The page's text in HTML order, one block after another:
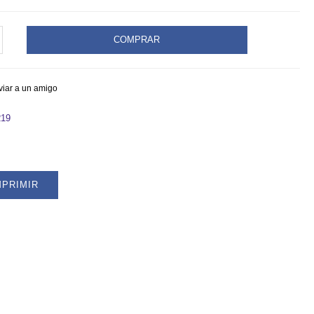
COMPRAR
a un amigo